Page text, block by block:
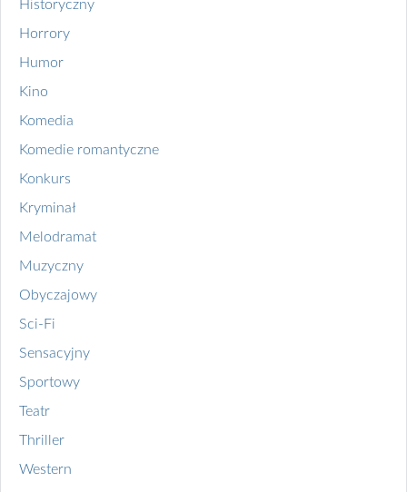
Historyczny
Horrory
Humor
Kino
Komedia
Komedie romantyczne
Konkurs
Kryminał
Melodramat
Muzyczny
Obyczajowy
Sci-Fi
Sensacyjny
Sportowy
Teatr
Thriller
Western